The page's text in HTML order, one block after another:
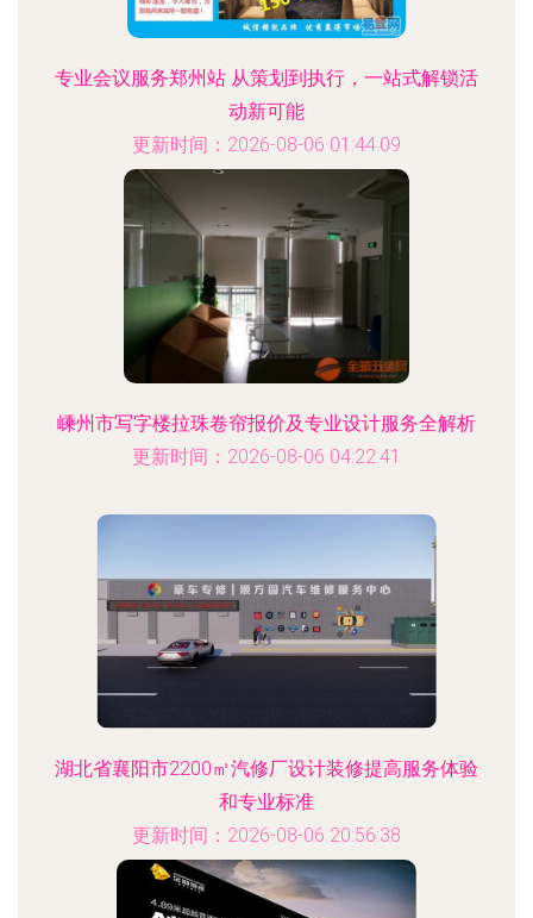
专业会议服务郑州站 从策划到执行，一站式解锁活
动新可能
更新时间：2026-08-06 01:44:09
嵊州市写字楼拉珠卷帘报价及专业设计服务全解析
更新时间：2026-08-06 04:22:41
湖北省襄阳市2200㎡汽修厂设计装修提高服务体验
和专业标准
更新时间：2026-08-06 20:56:38